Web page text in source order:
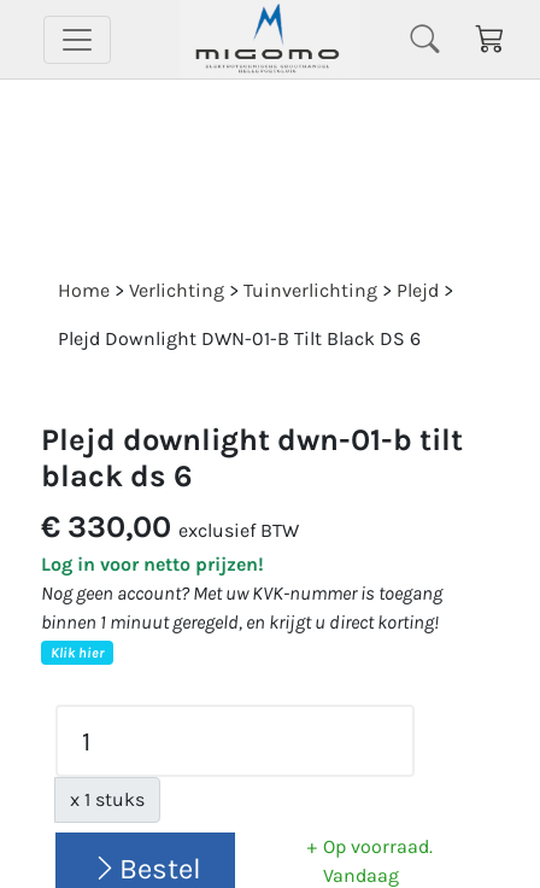
Home > Verlichting > Tuinverlichting > Plejd >
Plejd Downlight DWN-01-B Tilt Black DS 6
plejd downlight dwn-01-b tilt
black ds 6
€ 330,00 exclusief BTW
Log in voor netto prijzen!
Nog geen account? Met uw KVK-nummer is toegang
binnen 1 minuut geregeld, en krijgt u direct korting!
Klik hier
x 1 stuks
Bestel
Op voorraad.
Vandaag